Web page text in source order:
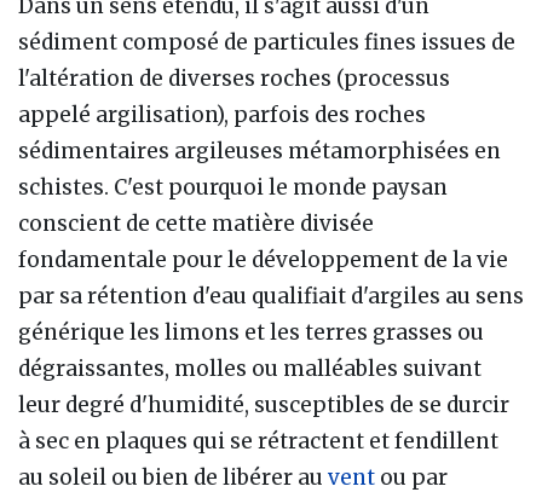
Dans un sens étendu, il s'agit aussi d'un
sédiment composé de particules fines issues de
l'altération de diverses roches (processus
appelé argilisation), parfois des roches
sédimentaires argileuses métamorphisées en
schistes. C'est pourquoi le monde paysan
conscient de cette matière divisée
fondamentale pour le développement de la vie
par sa rétention d'eau qualifiait d'argiles au sens
générique les limons et les terres grasses ou
dégraissantes, molles ou malléables suivant
leur degré d'humidité, susceptibles de se durcir
à sec en plaques qui se rétractent et fendillent
au soleil ou bien de libérer au vent ou par